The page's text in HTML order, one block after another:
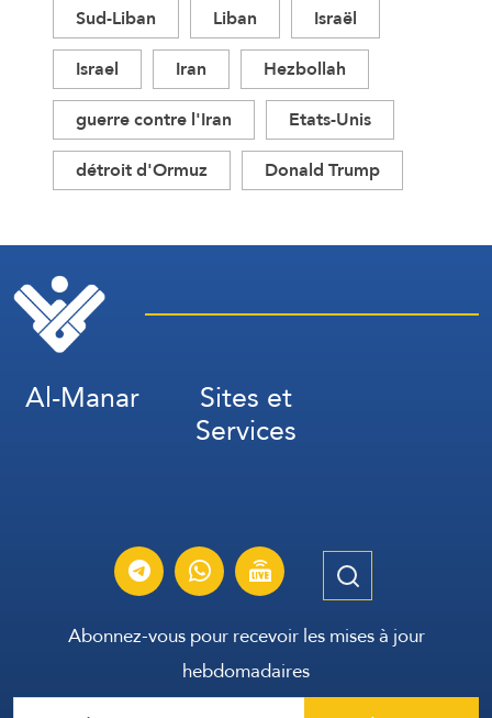
Sud-Liban Liban
Israël
Israel
Iran
Hezbollah
guerre contre l'Iran
Etats-Unis
détroit d'Ormuz
Donald Trump
Al-Manar Sites et
Services
Abonnez-vous pour recevoir les mises à jour
hebdomadaires